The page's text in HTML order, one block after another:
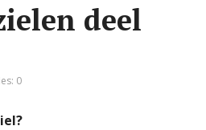
deel
0